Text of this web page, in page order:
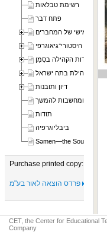
רשימת טבלאות
פתח דבר
האישי של המחברים
- מבוא היסטורי־גיאוגרפי
בתולדות הקהילה בסְמֵן
של קהילת בתה ישראל
דיון ותובנות
סיכום ומחשבות להמשך
תודות
ביבליוגרפיה
Səmen—the Source of
Purchase printed copy:
CET, the Center for Educational
Company